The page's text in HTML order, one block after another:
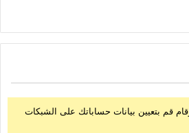
قم بتعيين بيانات حساباتك على الشبكات